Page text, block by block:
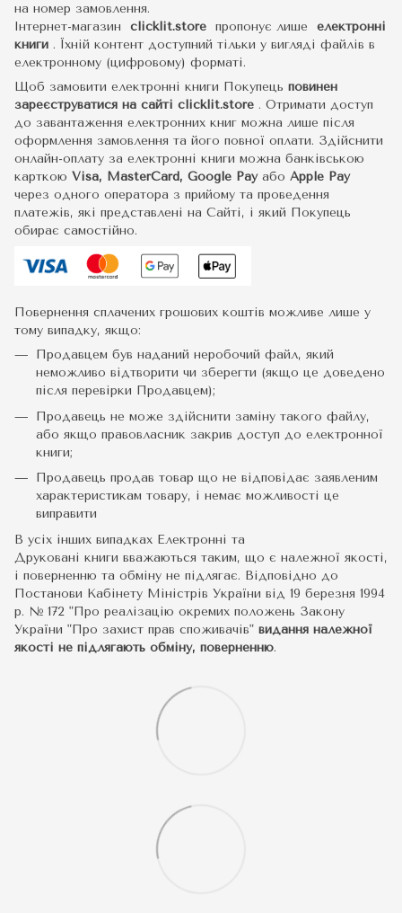
на номер замовлення.
Інтернет-магазин clicklit.store пропонує лише електронні
книги . Їхній контент доступний тільки у вигляді файлів в
електронному (цифровому) форматі.
Щоб замовити електронні книги Покупець повинен
зареєструватися на сайті clicklit.store . Отримати доступ
до завантаження електронних книг можна лише після
оформлення замовлення та його повної оплати. Здійснити
онлайн-оплату за електронні книги можна банківською
карткою Visa, MasterCard, Google Pay або Apple Pay
через одного оператора з прийому та проведення
платежів, які представлені на Сайті, і який Покупець
обирає самостійно.
Повернення сплачених грошових коштів можливе лише у
тому випадку, якщо:
Продавцем був наданий неробочий файл, який
неможливо відтворити чи зберегти (якщо це доведено
після перевірки Продавцем);
Продавець не може здійснити заміну такого файлу,
або якщо правовласник закрив доступ до електронної
книги;
Продавець продав товар що не відповідає заявленим
характеристикам товару, і немає можливості це
виправити
В усіх інших випадках Електронні та
Друковані книги вважаються таким, що є належної якості,
і поверненню та обміну не підлягає. Відповідно до
Постанови Кабінету Міністрів України від 19 березня 1994
р. № 172 "Про реалізацію окремих положень Закону
України "Про захист прав споживачів" видання належної
якості не підлягають обміну, поверненню.